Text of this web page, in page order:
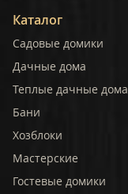
Каталог
Садовые домики
Дачные дома
Теплые дачные дома
Бани
Хозблоки
Мастерские
Гостевые домики